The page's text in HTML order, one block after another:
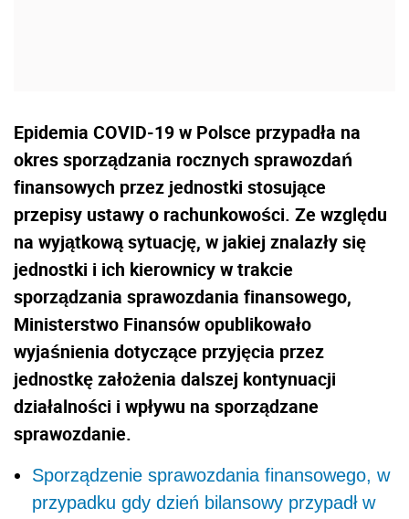
Epidemia COVID-19 w Polsce przypadła na
okres sporządzania rocznych sprawozdań
finansowych przez jednostki stosujące
przepisy ustawy o rachunkowości. Ze względu
na wyjątkową sytuację, w jakiej znalazły się
jednostki i ich kierownicy w trakcie
sporządzania sprawozdania finansowego,
Ministerstwo Finansów opublikowało
wyjaśnienia dotyczące przyjęcia przez
jednostkę założenia dalszej kontynuacji
działalności i wpływu na sporządzane
sprawozdanie.
Sporządzenie sprawozdania finansowego, w
przypadku gdy dzień bilansowy przypadł w